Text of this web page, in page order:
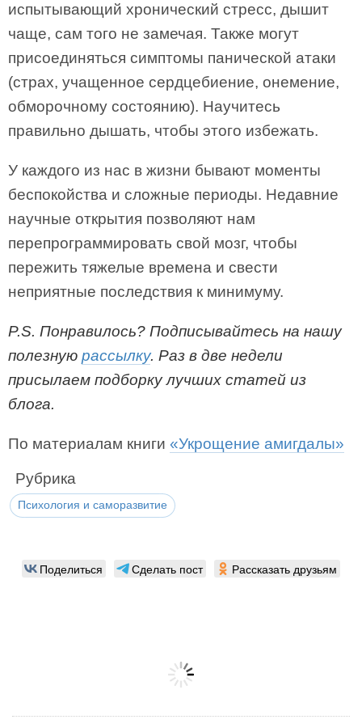
испытывающий хронический стресс, дышит
чаще, сам того не замечая. Также могут
присоединяться симптомы панической атаки
(страх, учащенное сердцебиение, онемение,
обморочному состоянию). Научитесь
правильно дышать, чтобы этого избежать.
У каждого из нас в жизни бывают моменты
беспокойства и сложные периоды. Недавние
научные открытия позволяют нам
перепрограммировать свой мозг, чтобы
пережить тяжелые времена и свести
неприятные последствия к минимуму.
P.S. Понравилось? Подписывайтесь на нашу
полезную рассылку. Раз в две недели
присылаем подборку лучших статей из
блога.
По материалам книги «Укрощение амигдалы»
Рубрика
Психология и саморазвитие
Поделиться Сделать пост Рассказать друзьям